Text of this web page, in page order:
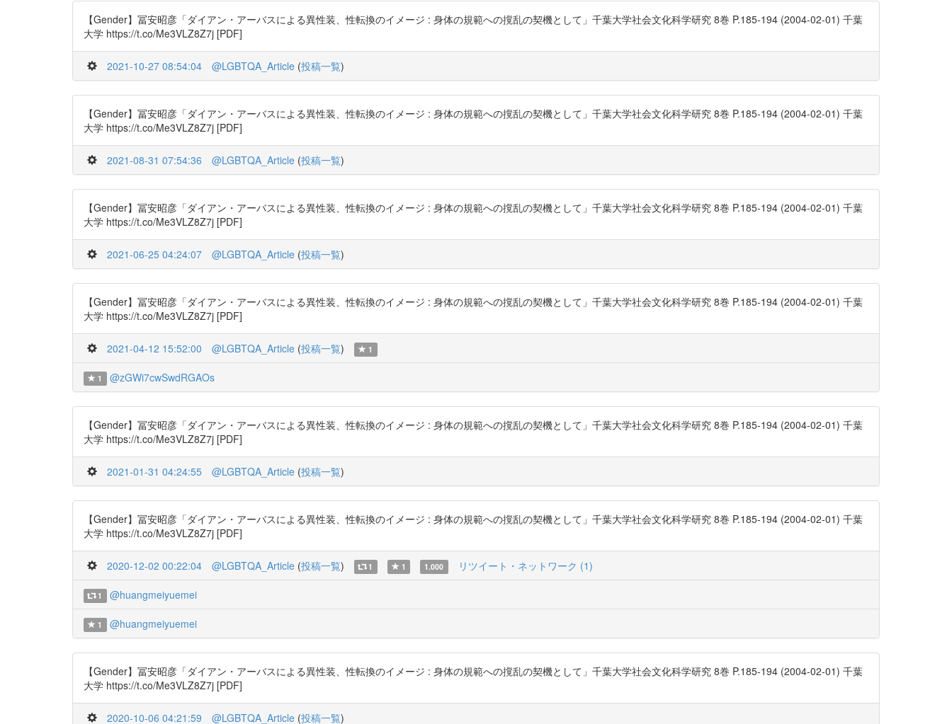
【Gender】冨安昭彦「ダイアン・アーバスによる異性装、性転換のイメージ : 身体の規範への撹乱の契機として」千葉大学社会文化科学研究 8巻 P.185-194 (2004-02-01) 千葉
大学 https://t.co/Me3VLZ8Z7j [PDF]
2021-10-27 08:54:04 @LGBTQA_Article (投稿一覧)
【Gender】冨安昭彦「ダイアン・アーバスによる異性装、性転換のイメージ : 身体の規範への撹乱の契機として」千葉大学社会文化科学研究 8巻 P.185-194 (2004-02-01) 千葉
大学 https://t.co/Me3VLZ8Z7j [PDF]
2021-08-31 07:54:36 @LGBTQA_Article (投稿一覧)
【Gender】冨安昭彦「ダイアン・アーバスによる異性装、性転換のイメージ : 身体の規範への撹乱の契機として」千葉大学社会文化科学研究 8巻 P.185-194 (2004-02-01) 千葉
大学 https://t.co/Me3VLZ8Z7j [PDF]
2021-06-25 04:24:07 @LGBTQA_Article (投稿一覧)
【Gender】冨安昭彦「ダイアン・アーバスによる異性装、性転換のイメージ : 身体の規範への撹乱の契機として」千葉大学社会文化科学研究 8巻 P.185-194 (2004-02-01) 千葉
大学 https://t.co/Me3VLZ8Z7j [PDF]
2021-04-12 15:52:00 @LGBTQA_Article (投稿一覧) 1
1 @zGWi7cwSwdRGAOs
【Gender】冨安昭彦「ダイアン・アーバスによる異性装、性転換のイメージ : 身体の規範への撹乱の契機として」千葉大学社会文化科学研究 8巻 P.185-194 (2004-02-01) 千葉
大学 https://t.co/Me3VLZ8Z7j [PDF]
2021-01-31 04:24:55 @LGBTQA_Article (投稿一覧)
【Gender】冨安昭彦「ダイアン・アーバスによる異性装、性転換のイメージ : 身体の規範への撹乱の契機として」千葉大学社会文化科学研究 8巻 P.185-194 (2004-02-01) 千葉
大学 https://t.co/Me3VLZ8Z7j [PDF]
2020-12-02 00:22:04 @LGBTQA_Article (投稿一覧) 1 1 1.000 リツイート・ネットワーク (1)
1 @huangmeiyuemei
1 @huangmeiyuemei
【Gender】冨安昭彦「ダイアン・アーバスによる異性装、性転換のイメージ : 身体の規範への撹乱の契機として」千葉大学社会文化科学研究 8巻 P.185-194 (2004-02-01) 千葉
大学 https://t.co/Me3VLZ8Z7j [PDF]
2020-10-06 04:21:59 @LGBTQA_Article (投稿一覧)